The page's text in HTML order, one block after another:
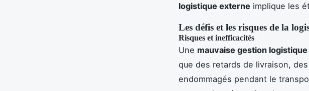
logistique externe implique les
Les défis et les risques de la
Risques et inefficacités
Une mauvaise gestion logistique
que des retards de livraison,
endommagés pendant le